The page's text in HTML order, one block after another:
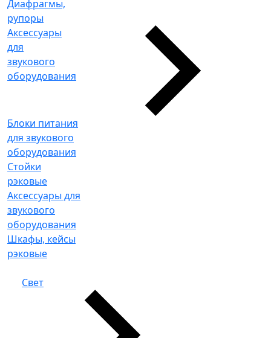
Диафрагмы,
рупоры
Аксессуары
для
звукового
оборудования
Блоки питания
для звукового
оборудования
Стойки
рэковые
Аксессуары для
звукового
оборудования
Шкафы, кейсы
рэковые
Свет